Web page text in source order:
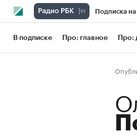
Подписка
Школа
Рынок
В подписке Про: главное Про: